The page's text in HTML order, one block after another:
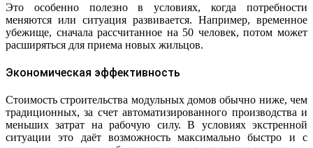
Это особенно полезно в условиях, когда потребности
меняются или ситуация развивается. Например, временное
убежище, сначала рассчитанное на 50 человек, потом может
расширяться для приема новых жильцов.
Экономическая эффективность
Стоимость строительства модульных домов обычно ниже, чем
традиционных, за счет автоматизированного производства и
меньших затрат на рабочую силу. В условиях экстренной
ситуации это даёт возможность максимально быстро и с